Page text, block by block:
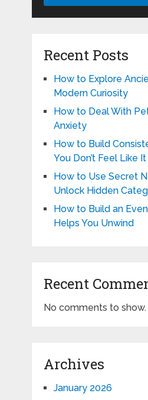
Recent Posts
How to Explore
Modern Curiosity
How to Deal With
Anxiety
How to Build
You Don’t Feel Like It
How to Use Secret
Unlock Hidden
How to Build an
Helps You Unwind
Recent
No comments to show.
Archives
January 2026